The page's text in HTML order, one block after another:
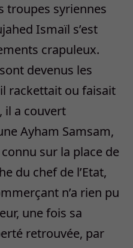
troupes syriennes
Ismaïl s’est
crapuleux.
devenus les
rackettait ou faisait
il a couvert
Ayham Samsam,
sur la place de
du chef de l’Etat,
n’a rien pu
une fois sa
retrouvée, par